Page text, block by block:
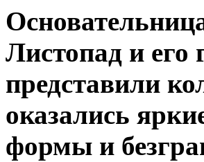
Листопад и
представили
оказались
формы и